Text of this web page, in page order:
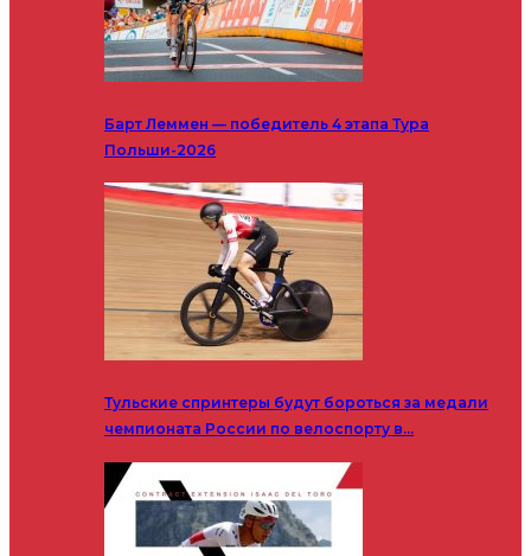
Барт Леммен — победитель 4 этапа Тура
Польши-2026
Тульские спринтеры будут бороться за медали
чемпионата России по велоспорту в…